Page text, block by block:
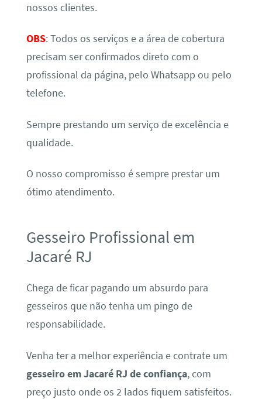
nossos clientes.
OBS: Todos os serviços e a área de cobertura
precisam ser confirmados direto com o
profissional da página, pelo Whatsapp ou pelo
telefone.
Sempre prestando um serviço de excelência e
qualidade.
O nosso compromisso é sempre prestar um
ótimo atendimento.
Gesseiro Profissional em
Jacaré RJ
Chega de ficar pagando um absurdo para
gesseiros que não tenha um pingo de
responsabilidade.
Venha ter a melhor experiência e contrate um
gesseiro em Jacaré RJ de confiança, com
preço justo onde os 2 lados fiquem satisfeitos.